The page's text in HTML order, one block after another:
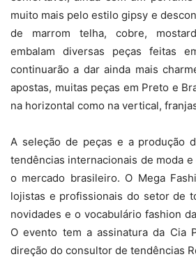
muito mais pelo estilo gipsy e
de marrom telha, cobre,
embalam diversas peças feitas
continuarão a dar ainda mais
apostas, muitas peças em Preto e
na horizontal como na vertical,
A seleção de peças e a produção
tendências internacionais de moda
o mercado brasileiro. O Mega
lojistas e profissionais do setor de
novidades e o vocabulário fashion
O evento tem a assinatura da Cia
direção do consultor de tendências